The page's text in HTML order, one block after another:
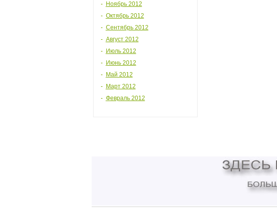
Ноябрь 2012
Октябрь 2012
Сентябрь 2012
Август 2012
Июль 2012
Июнь 2012
Май 2012
Март 2012
Февраль 2012